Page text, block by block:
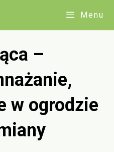
Menu
–
w ogrodzie